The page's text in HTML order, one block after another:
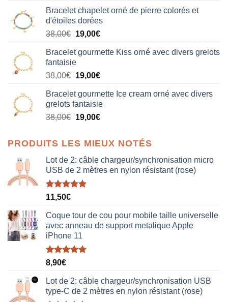
Bracelet chapelet orné de pierre colorés et
d'étoiles dorées
38,00€ Le
initial
était :
38,00€.
19,00€Le
actuel
19,00€.
Bracelet gourmette Kiss orné avec divers grelots
fantaisie
38,00€ Le
initial
était :
38,00€.
19,00€Le
actuel
est :
19,00€.
Bracelet gourmette Ice cream orné avec divers
grelots fantaisie
38,00€ Le
était :
38,00€.
19,00€Le
est :
19,00€.
PRODUITS LES MIEUX NOTÉS
Lot de 2: câble chargeur/synchronisation micro
USB de 2 mètres en nylon résistant (rose)
Note5.00
11,50€
Coque tour de cou pour mobile taille universelle
avec anneau de support metalique Apple
iPhone 11
Note5.00
8,90€
Lot de 2: câble chargeur/synchronisation USB
type-C de 2 mètres en nylon résistant (rose)